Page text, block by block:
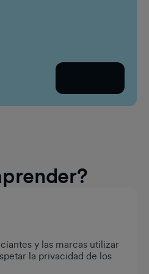
y las marcas utilizar
la privacidad de los